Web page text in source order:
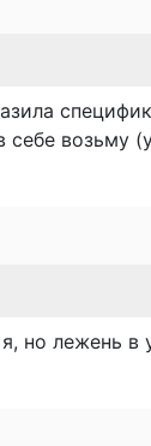
возьму
но лежень в